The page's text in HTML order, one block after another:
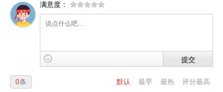
满意度：
提交
默认 最早 最热 评分最高
0条